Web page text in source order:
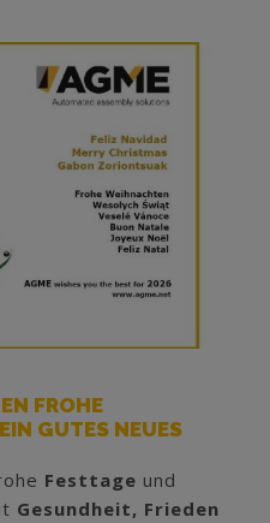
FROHE
GUTES NEUES
Festtage und
Gesundheit, Frieden